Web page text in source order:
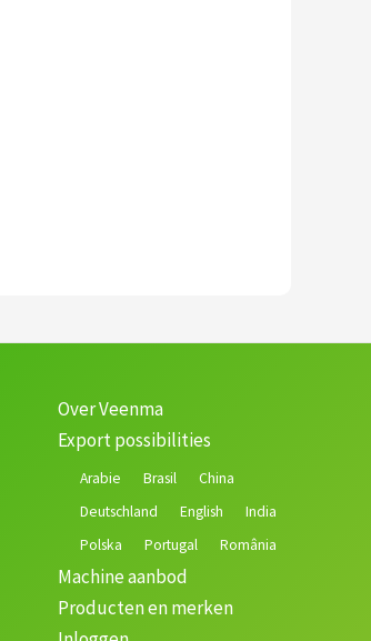
Over Veenma
Export possibilities
Arabie Brasil
China
Deutschland
English
India
Polska
Portugal România
Machine aanbod
Producten en merken